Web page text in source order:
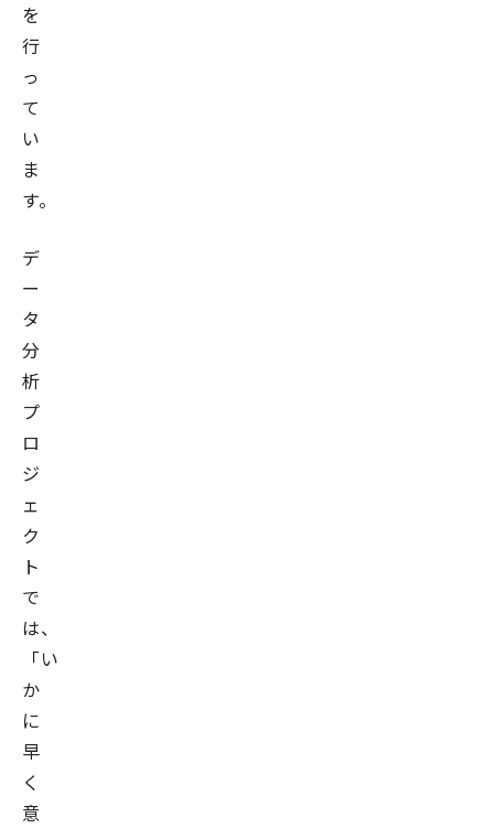
を
行
っ
て
い
ま
す。
デ
ー
タ
分
析
プ
ロ
ジ
ェ
ク
ト
で
は、
「い
か
に
早
く
意